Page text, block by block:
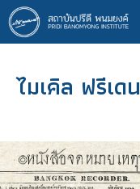
ข้าม
ไป
ยัง
หลักไมเคิล ฟรีเดน